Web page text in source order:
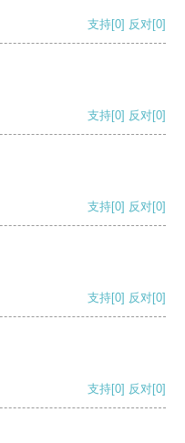
支持[0] 反对[0]
支持[0] 反对[0]
支持[0] 反对[0]
支持[0] 反对[0]
支持[0] 反对[0]